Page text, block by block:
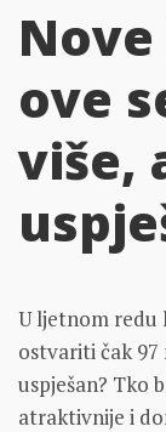
ove
više,
U ljetnom redu
ostvariti čak 97
uspješan? Tko
atraktivnije i